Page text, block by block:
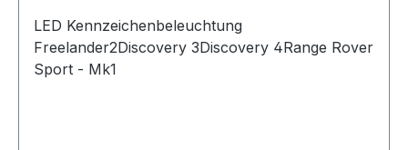
LED Kennzeichenbeleuchtung
Freelander2Discovery 3Discovery 4Range Rover
Sport - Mk1